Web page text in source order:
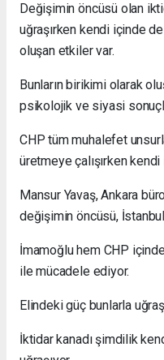
Değişimin öncüsü olan
uğraşırken kendi içinde
oluşan etkiler var.
Bunların birikimi olarak
psikolojik ve siyasi
CHP tüm muhalefet
üretmeye çalışırken
Mansur Yavaş, Ankara
değişimin öncüsü,
İmamoğlu hem CHP
ile mücadele ediyor.
Elindeki güç bunlarla
İktidar kanadı şimdilik